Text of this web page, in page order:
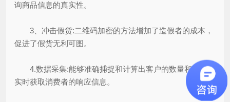
询商品信息的真实性。
3、冲击假货:二维码加密的方法增加了造假者的成本，
促进了假货无利可图。
4.数据采集:能够准确捕捉和计算出客户的数量和行为，
实时获取消费者的响应信息。